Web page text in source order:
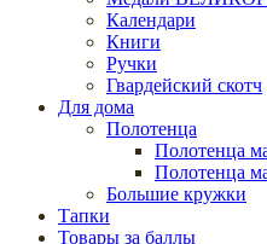
Календари
Книги
Ручки
Гвардейский скотч
Для дома
Полотенца
Полотенца
Полотенца
Большие кружки
Тапки
Товары за баллы